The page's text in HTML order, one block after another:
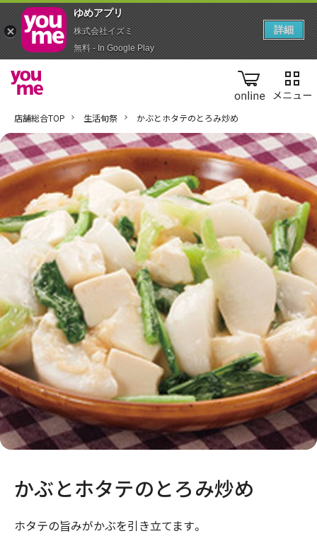
online
店舗総合TOP 生活旬祭 かぶとホタテのとろみ炒め
かぶとホタテのとろみ炒め
ホタテの旨みがかぶを引き立てます。
ゆめアプ‪リ‬
株式会社イズミ
無料 - In Google Play
詳細